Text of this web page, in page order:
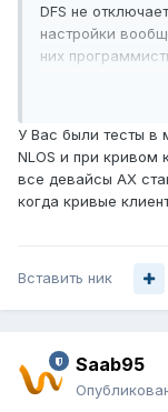
DFS не
настройки
них
какой
У Вас были тесты в
NLOS и при кривом
все девайсы АХ
когда кривые
Вставить ник
Saab95